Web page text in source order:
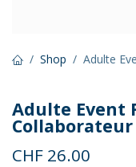
Shop Adulte
Adulte Event
Collaborateur
CHF 26.00